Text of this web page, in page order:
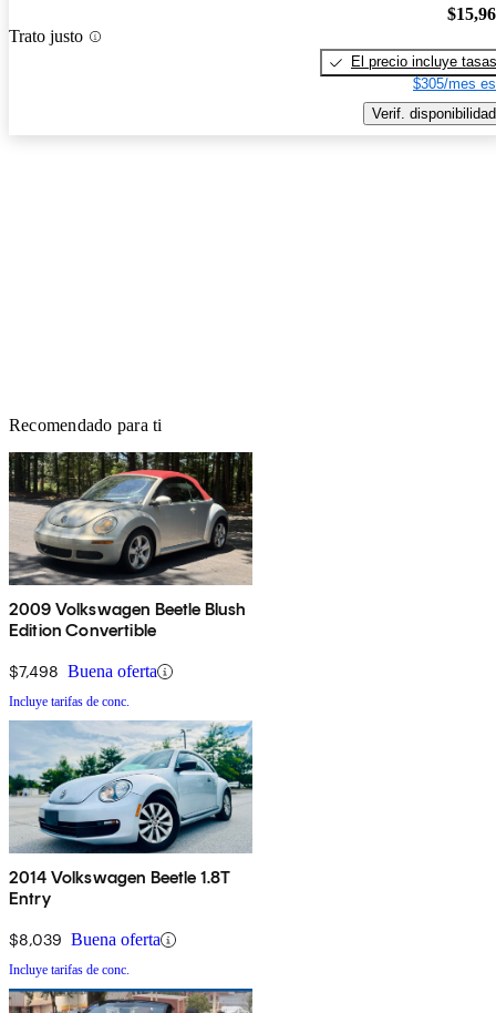
Trato justo
El precio incluye tasas
$305/mes
Verif. disponibilidad
Recomendado para ti
2009 Volkswagen Beetle Blush
Edition Convertible
$7,498 Buena oferta
Incluye tarifas de conc.
2014 Volkswagen Beetle 1.8T
Entry
$8,039 Buena oferta
Incluye tarifas de conc.